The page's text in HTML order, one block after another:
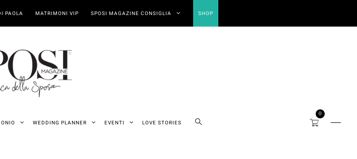
PAOLA MATRIMONI VIP SPOSI MAGAZINE CONSIGLIA SHOP
WEDDING PLANNER EVENTI LOVE STORIES
0